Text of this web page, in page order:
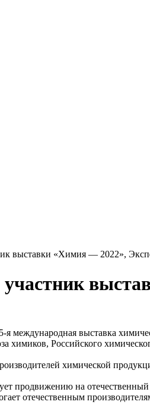
выставки «Химия — 2022»,
я международная выставка
химиков, Российского
химической
продвижению на
отечественным